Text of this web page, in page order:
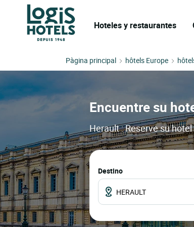
Hoteles y restaurantes
Pàgina principal hôtels Europe
Encuentre su
Herault : Reserve su
Destino